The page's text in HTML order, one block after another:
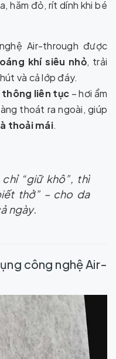
hăm đỏ, rít dính khi bé
Air-through được
khí siêu nhỏ, trải
và cả lớp đáy.
thông liên tục – hơi ẩm
thoát ra ngoài, giúp
thoải mái.
“giữ khô”, thì
thở” – cho da
ngày.
công nghệ Air-